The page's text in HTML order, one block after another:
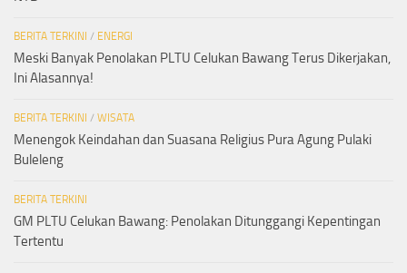
BERITA TERKINI / ENERGI
Meski Banyak Penolakan PLTU Celukan Bawang Terus Dikerjakan,
Ini Alasannya!
BERITA TERKINI / WISATA
Menengok Keindahan dan Suasana Religius Pura Agung Pulaki
Buleleng
BERITA TERKINI
GM PLTU Celukan Bawang: Penolakan Ditunggangi Kepentingan
Tertentu